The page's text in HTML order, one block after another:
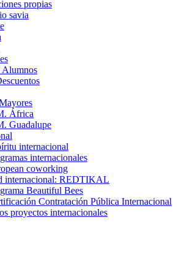
propias
savia
Alumnos
África
Guadalupe
internacional
internacionales
coworking
internacional: REDTIKAL
Beautiful Bees
Contratación Pública Internacional
proyectos internacionales